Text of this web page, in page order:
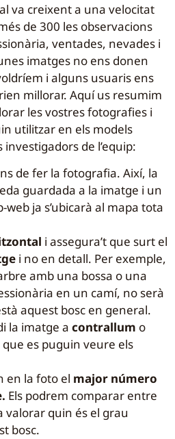
va creixent a una velocitat
de 300 les observacions
ventades, nevades i
imatges no ens donen
i alguns usuaris ens
millorar. Aquí us resumim
les vostres fotografies i
utilitzar en els models
de l’equip:
de fer la fotografia. Així, la
guardada a la imatge i un
web ja s’ubicarà al mapa tota
i assegura’t que surt el
i no en detall. Per exemple,
amb una bossa o una
en un camí, no serà
aquest bosc en general.
la imatge a contrallum o
es puguin veure els
en la foto el major número
Els podrem comparar entre
valorar quin és el grau
bosc.